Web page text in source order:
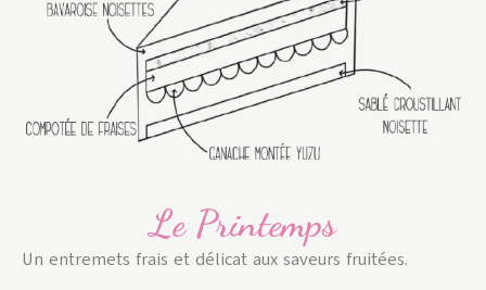
Le Printemps
Un entremets frais et délicat aux saveurs fruitées.